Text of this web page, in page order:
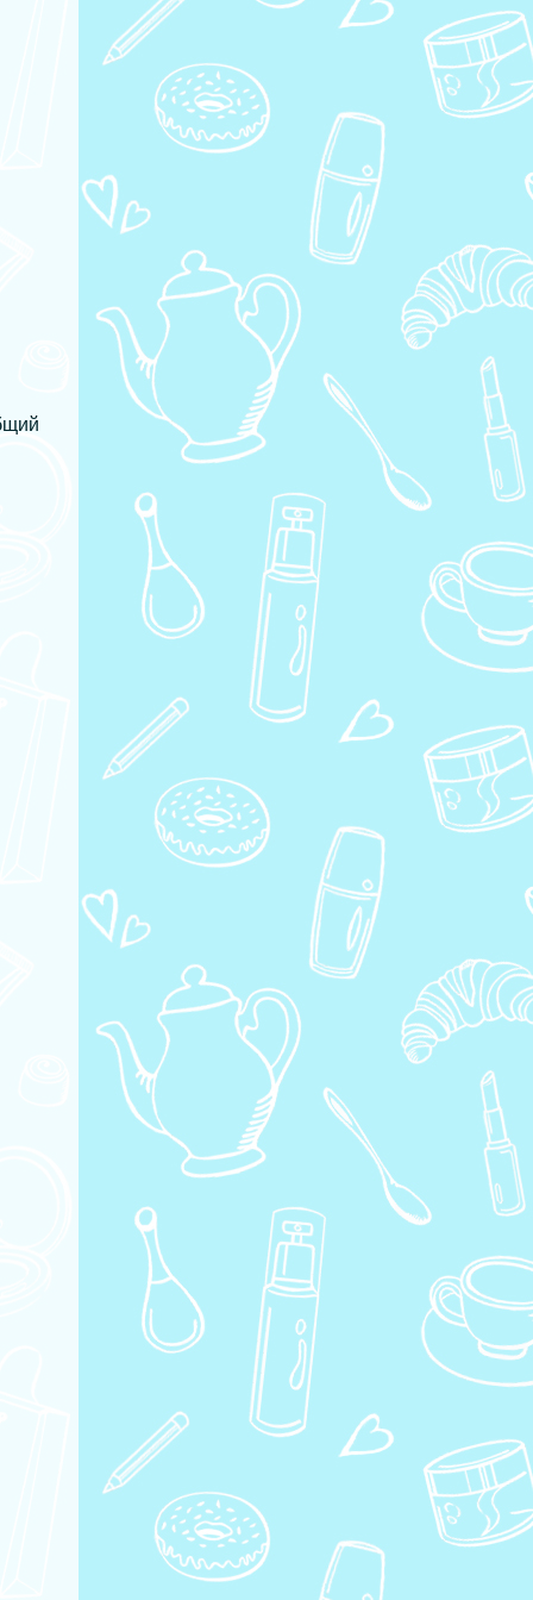
сложных форм: собачки, кошечки,
панды Как сделать сразу много
онириги: формы на несколько штук
После рецепта онигири в форме
сердца в Инстаграм @rorinashome
мне поступило немало вопросов о
том, где взять такие интересные
формочки и как ими пользоваться.
Чтобы снять все вопросы, я решила
написать отдельный пост о том,
какие формы есть у меня, какими
удобнее и проще всего пользоваться и
где их купить.